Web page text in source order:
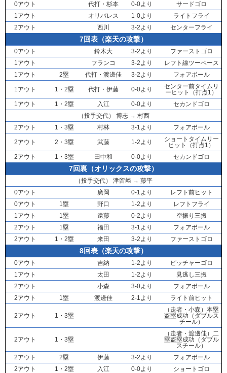
0アウト
代打・ 杉本 0-0より
サードゴロ
1アウト
オリバレス 1-0より
ライトフライ
2アウト
西川 3-2より センターフライ
7回表（楽天の攻撃）
0アウト 鈴木大 3-2より
ファーストゴロ
1アウト
フランコ 3-2より
レフト線ツーベース
1アウト
2塁 代打・ 渡邊佳 3-2より フォアボール
1アウト 1・2塁 代打・ 伊藤 0-0より
センター前タイムリ
ーヒット（打点1）
1アウト
1・2塁 入江 0-0より
セカンドゴロ
（投手交代） 博志→ 村西
2アウト
1・3塁 村林 3-1より フォアボール
2アウト 2・3塁 武藤 1-2より
ショートタイムリー
ヒット（打点1）
2アウト
1・3塁 田中和 0-0より セカンドゴロ
7回裏（オリックスの攻撃）
（投手交代） 津留﨑→ 藤平
0アウト
廣岡 0-1より
レフト前ヒット
0アウト
1塁 野口 1-2より
レフトフライ
1アウト
1塁 遠藤 0-2より
空振り三振
2アウト
1塁 福田 3-1より
フォアボール
2アウト
1・2塁 来田 3-2より ファーストゴロ
8回表（楽天の攻撃）
0アウト 吉納 1-2より
ピッチャーゴロ
1アウト
太田 1-2より
見逃し三振
2アウト
小森 3-0より
フォアボール
2アウト
1塁 渡邊佳 2-1より ライト前ヒット
2アウト 1・3塁
（走者・ 小森 ）本塁
盗塁成功（ダブルス
チール）
2アウト 1・3塁
（走者・ 渡邊佳）二
塁盗塁成功（ダブル
スチール）
2アウト
2塁 伊藤 3-2より
フォアボール
2アウト
1・2塁 入江 0-0より ショートゴロ